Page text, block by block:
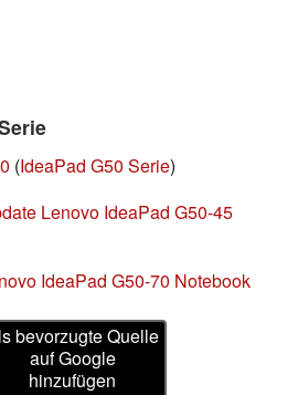
(IdeaPad G50 Serie)
Lenovo IdeaPad G50-45
IdeaPad G50-70 Notebook
bevorzugte Quelle
auf Google
hinzufügen